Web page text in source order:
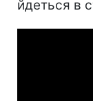
йдеться в